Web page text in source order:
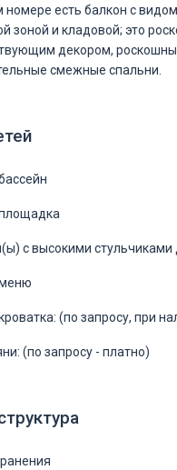
номере есть балкон с
зоной и кладовой; это
декором,
смежные спальни.
с высокими стульчиками
(по запросу, при
(по запросу - платно)